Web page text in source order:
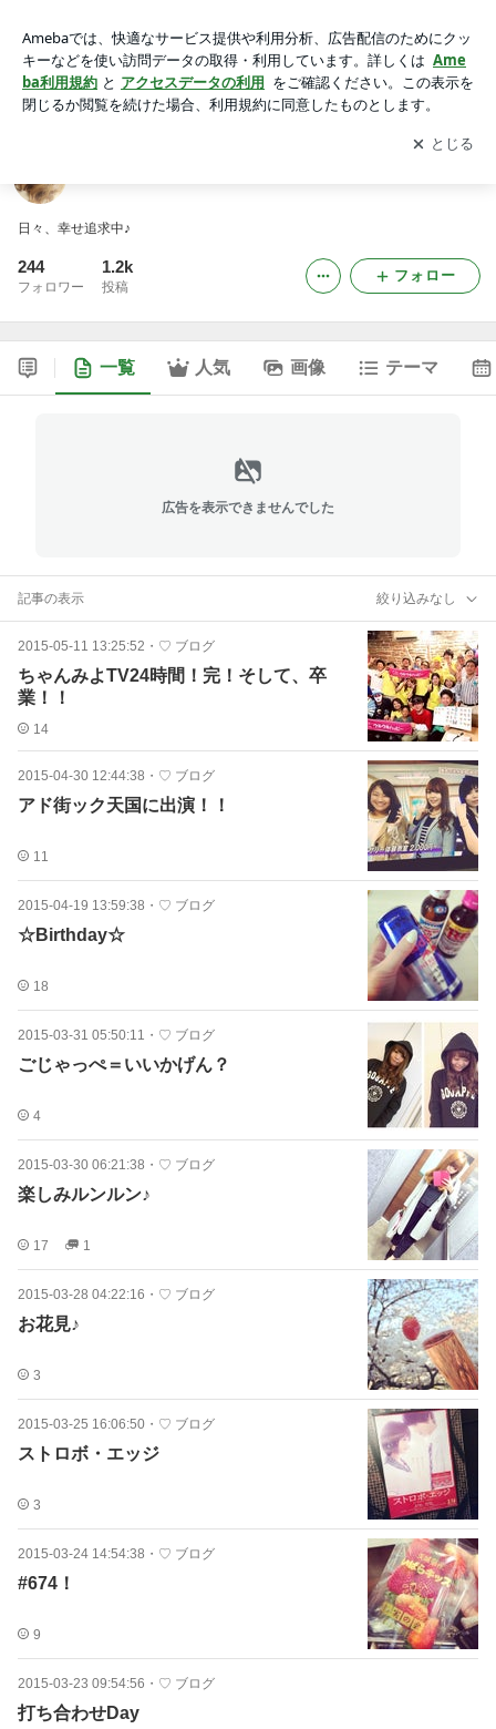
アプリをダウンロードして ブログの更新通知
を受け取りまし
ょう。
開く
日々、幸せ追求中♪
244
フォロワー
1.2k
投稿
フォロー
一覧 人気 画像 テーマ
広告を表示できませんでした
記事の表示 絞り込みなし
2015-05-11 13:25:52 ・ ♡ ブログ
ちゃんみよTV24時間！完！そして、卒
業！！
14
2015-04-30 12:44:38 ・ ♡ ブログ
アド街ック天国に出演！！
11
2015-04-19 13:59:38 ・ ♡ ブログ
☆Birthday☆
18
2015-03-31 05:50:11 ・ ♡ ブログ
ごじゃっぺ＝いいかげん？
4
2015-03-30 06:21:38 ・ ♡ ブログ
楽しみルンルン♪
17 1
2015-03-28 04:22:16 ・ ♡ ブログ
お花見♪
3
2015-03-25 16:06:50 ・ ♡ ブログ
ストロボ・エッジ
3
2015-03-24 14:54:38 ・ ♡ ブログ
#674！
9
2015-03-23 09:54:56 ・ ♡ ブログ
打ち合わせDay